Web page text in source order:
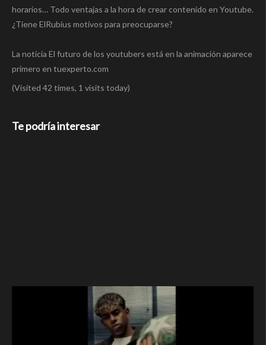
horarios… Todo ventajas a la hora de crear contenido en Youtube.
¿Tiene ElRubius motivos para preocuparse?
La noticia El futuro de los youtubers está en la animación aparece
primero en tuexperto.com
(Visited 42 times, 1 visits today)
Te podría interesar